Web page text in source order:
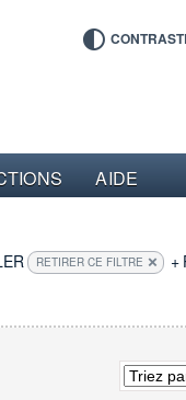
AIDE
RETIRER CE FILTRE +